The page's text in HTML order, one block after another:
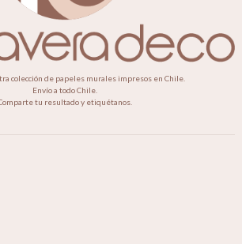
colección de papeles murales impresos en Chile.
Envío a todo Chile.
tu resultado y etiquétanos.